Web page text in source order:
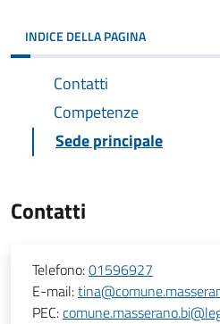
INDICE DELLA PAGINA
Contatti
Competenze
Sede principale
Contatti
Telefono:01596927
E-mail:
PEC: